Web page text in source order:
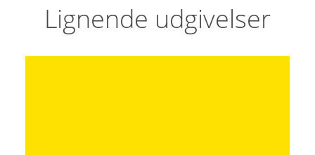
Lignende udgivelser